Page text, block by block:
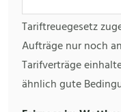
Tariftreuegesetz
Aufträge nur noch
Tarifverträge
ähnlich gute